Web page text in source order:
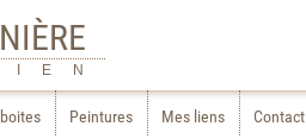
Peintures Mes liens Contact